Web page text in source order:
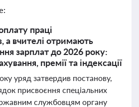
праці
а вчителі отримають
зарплат до 2026 року:
премії та індексації
уряд затвердив постанову,
присвоєння спеціальних
службовцям органу